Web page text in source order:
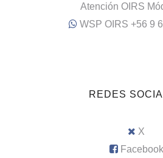
Atención OIRS
WSP OIRS +56 9
REDES
X
Facebook